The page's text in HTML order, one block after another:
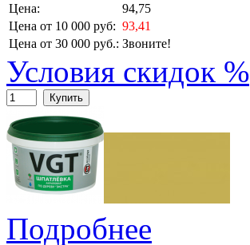
Цена:
94,75
Цена от 10 000 руб: 93,41
Цена от 30 000 руб.: Звоните!
Условия скидок %
Купить
Подробнее